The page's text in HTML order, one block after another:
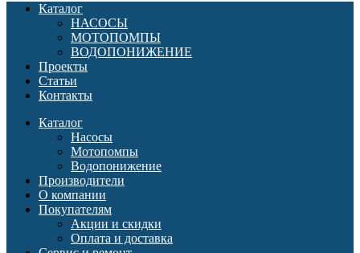
Каталог
НАСОСЫ
МОТОПОМПЫ
ВОДОПОНИЖЕНИЕ
Проекты
Статьи
Контакты
Каталог
Насосы
Мотопомпы
Водопонижение
Производители
О компании
Покупателям
Акции и скидки
Оплата и доставка